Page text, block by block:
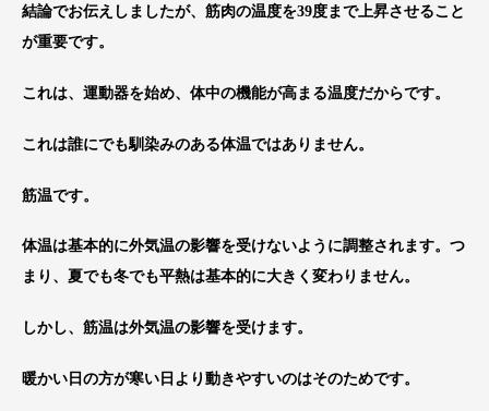
結論でお伝えしましたが、筋肉の温度を39度まで上昇させること
が重要です。
これは、運動器を始め、体中の機能が高まる温度だからです。
これは誰にでも馴染みのある体温ではありません。
筋温です。
体温は基本的に外気温の影響を受けないように調整されます。つ
まり、夏でも冬でも平熱は基本的に大きく変わりません。
しかし、筋温は外気温の影響を受けます。
暖かい日の方が寒い日より動きやすいのはそのためです。